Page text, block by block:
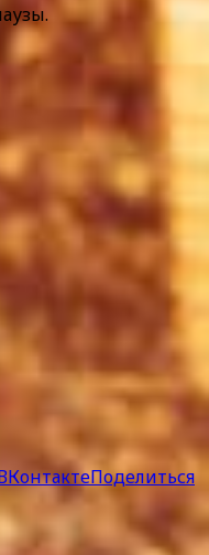
Поделиться